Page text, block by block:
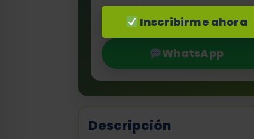
Inscribirme ahora
WhatsApp
Descripción